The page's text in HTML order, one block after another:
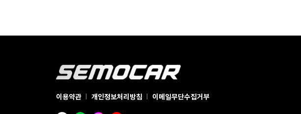
이용약관 개인정보처리방침 이메일무단수집거부